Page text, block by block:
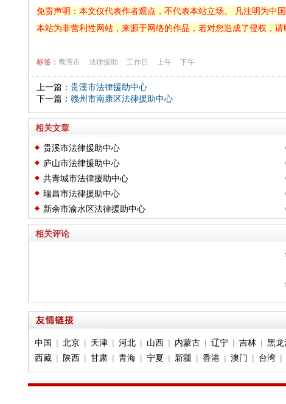
免责声明：本文仅代表作者观点，不代表本站立场。 凡注明为中
本站为非营利性网站，来源于网络的作品，若对您造成了侵权，请
标签： 鹰潭市 法律援助 工作日 上午 下午
上一篇： 贵溪市法律援助中心
下一篇： 赣州市南康区法律援助中心
相关文章
贵溪市法律援助中心
庐山市法律援助中心
共青城市法律援助中心
瑞昌市法律援助中心
新余市渝水区法律援助中心
相关评论
中国 | 北京| 天津| 河北| 山西| 内蒙古| 辽宁| 吉林| 黑龙
西藏| 陕西| 甘肃| 青海| 宁夏 | 新疆 | 香港| 澳门 | 台湾|